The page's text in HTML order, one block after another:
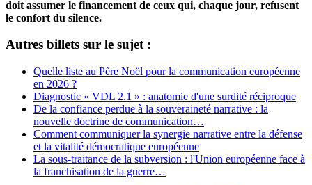
doit assumer le financement de ceux qui, chaque jour, refusent
le confort du silence.
Autres billets sur le sujet :
Quelle liste au Père Noël pour la communication européenne
en 2026 ?
Diagnostic « VDL 2.1 » : anatomie d'une surdité réciproque
De la confiance perdue à la souveraineté narrative : la
nouvelle doctrine de communication…
Comment communiquer la synergie narrative entre la défense
et la vitalité démocratique européenne
La sous-traitance de la subversion : l'Union européenne face à
la franchisation de la guerre…